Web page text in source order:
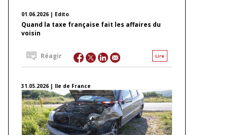
01.06.2026 | Edito
Quand la taxe française fait les affaires du
voisin
Lire
Réagir
31.05.2026 | Ile de France